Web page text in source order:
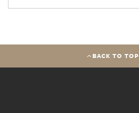
BACK TO TOP